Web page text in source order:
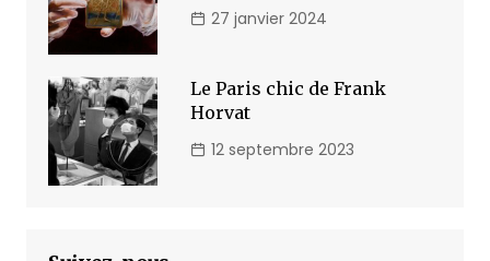
27 janvier 2024
Le Paris chic de Frank
Horvat
12 septembre 2023